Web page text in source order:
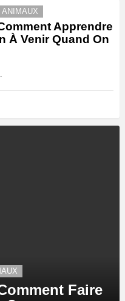
ANIMAUX
Apprendre
À Venir Quand On
Faire